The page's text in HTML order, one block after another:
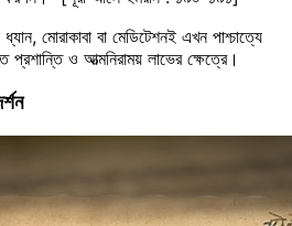
মোরাকাবা বা মেডিটেশনই এখন পাশ্চাত্যে
ও আত্মনিরাময় লাভের ক্ষেত্রে।